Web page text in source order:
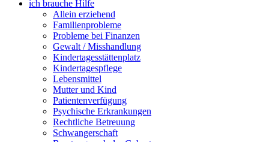
ich brauche Hilfe
Allein erziehend
Familienprobleme
Probleme bei Finanzen
Gewalt / Misshandlung
Kindertagesstättenplatz
Kindertagespflege
Lebensmittel
Mutter und Kind
Patientenverfügung
Psychische Erkrankungen
Rechtliche Betreuung
Schwangerschaft